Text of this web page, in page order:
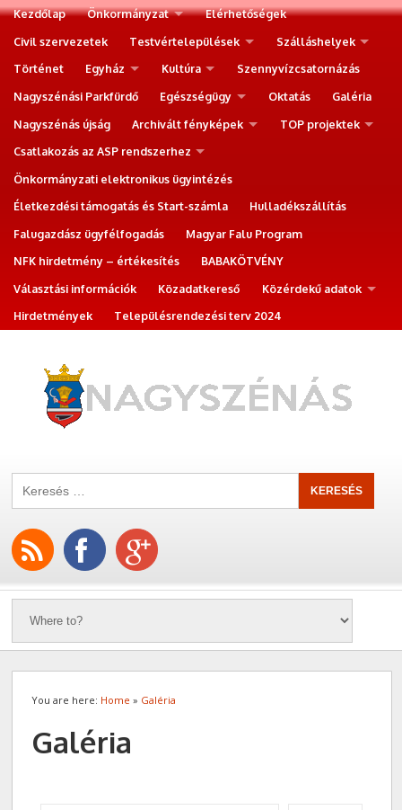
Kezdőlap Önkormányzat
Elérhetőségek
Civil szervezetek
Testvértelepülések
Szálláshelyek
Történet
Egyház Kultúra
Szennyvízcsatornázás
Nagyszénási Parkfürdő
Egészségügy Oktatás
Galéria
Nagyszénás újság
Archivált fényképek
TOP projektek
Csatlakozás az ASP rendszerhez
Önkormányzati elektronikus ügyintézés
Életkezdési támogatás és Start-számla
Hulladékszállítás
Falugazdász ügyfélfogadás
Magyar Falu Program
NFK hirdetmény – értékesítés
BABAKÖTVÉNY
Választási információk
Közadatkereső
Közérdekű adatok
Hirdetmények
Településrendezési terv 2024
You are here: Home » Galéria
Galéria